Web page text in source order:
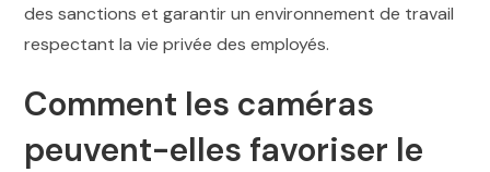
des sanctions et garantir un environnement de travail
respectant la vie privée des employés.
Comment les caméras
peuvent-elles favoriser le